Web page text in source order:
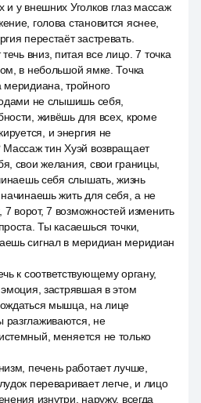
у внешних Уголков глаз массаж
голова становится яснее,
перестаёт застревать.
вниз, питая все лицо. 7 точка
в небольшой ямке. Точка
меридиана, тройного
не слышишь себя,
живёшь для всех, кроме
и энергия не
Массаж тин Хуэй возвращает
свои желания, свои границы,
себя слышать, жизнь
жить для себя, а не
7 ворот, 7 возможностей изменить
Ты касаешься точки,
сигнал в меридиан меридиан
к соответствующему органу,
застрявшая в этом
мышца, на лице
не
меняется не только
печень работает лучше,
переваривает легче, и лицо
изнутри, наружу, всегда